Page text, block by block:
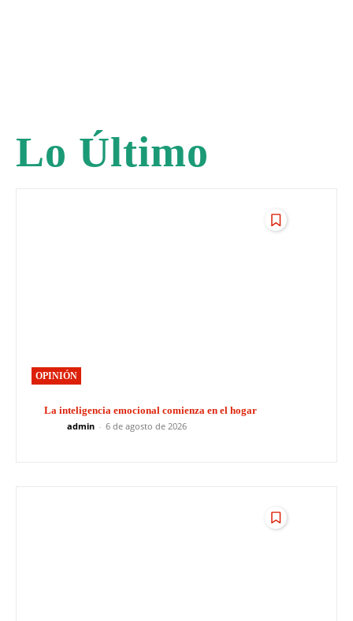
Lo Último
OPINIÓN
La inteligencia emocional comienza en el hogar
admin - 6 de agosto de 2026